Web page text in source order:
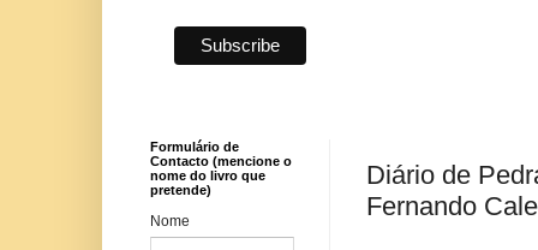
Diário de
Fernando
Formulário de
Contacto (mencione o
nome do livro que
pretende)
Nome